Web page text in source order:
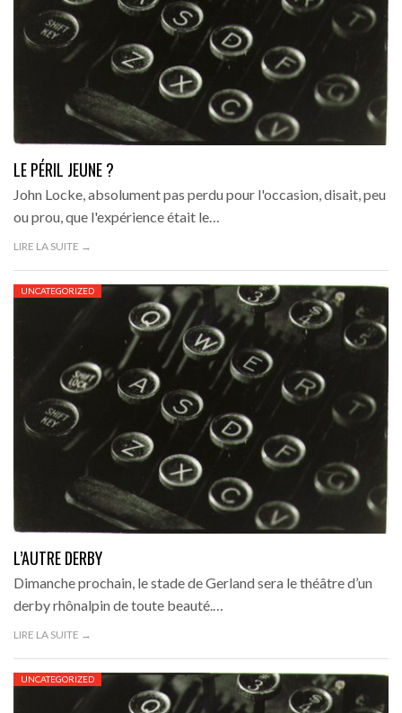
LE PÉRIL JEUNE ?
John Locke, absolument pas perdu pour l'occasion, disait, peu
ou prou, que l'expérience était le…
LIRE LA SUITE →
UNCATEGORIZED
L’AUTRE DERBY
Dimanche prochain, le stade de Gerland sera le théâtre d’un
derby rhônalpin de toute beauté.…
LIRE LA SUITE →
UNCATEGORIZED